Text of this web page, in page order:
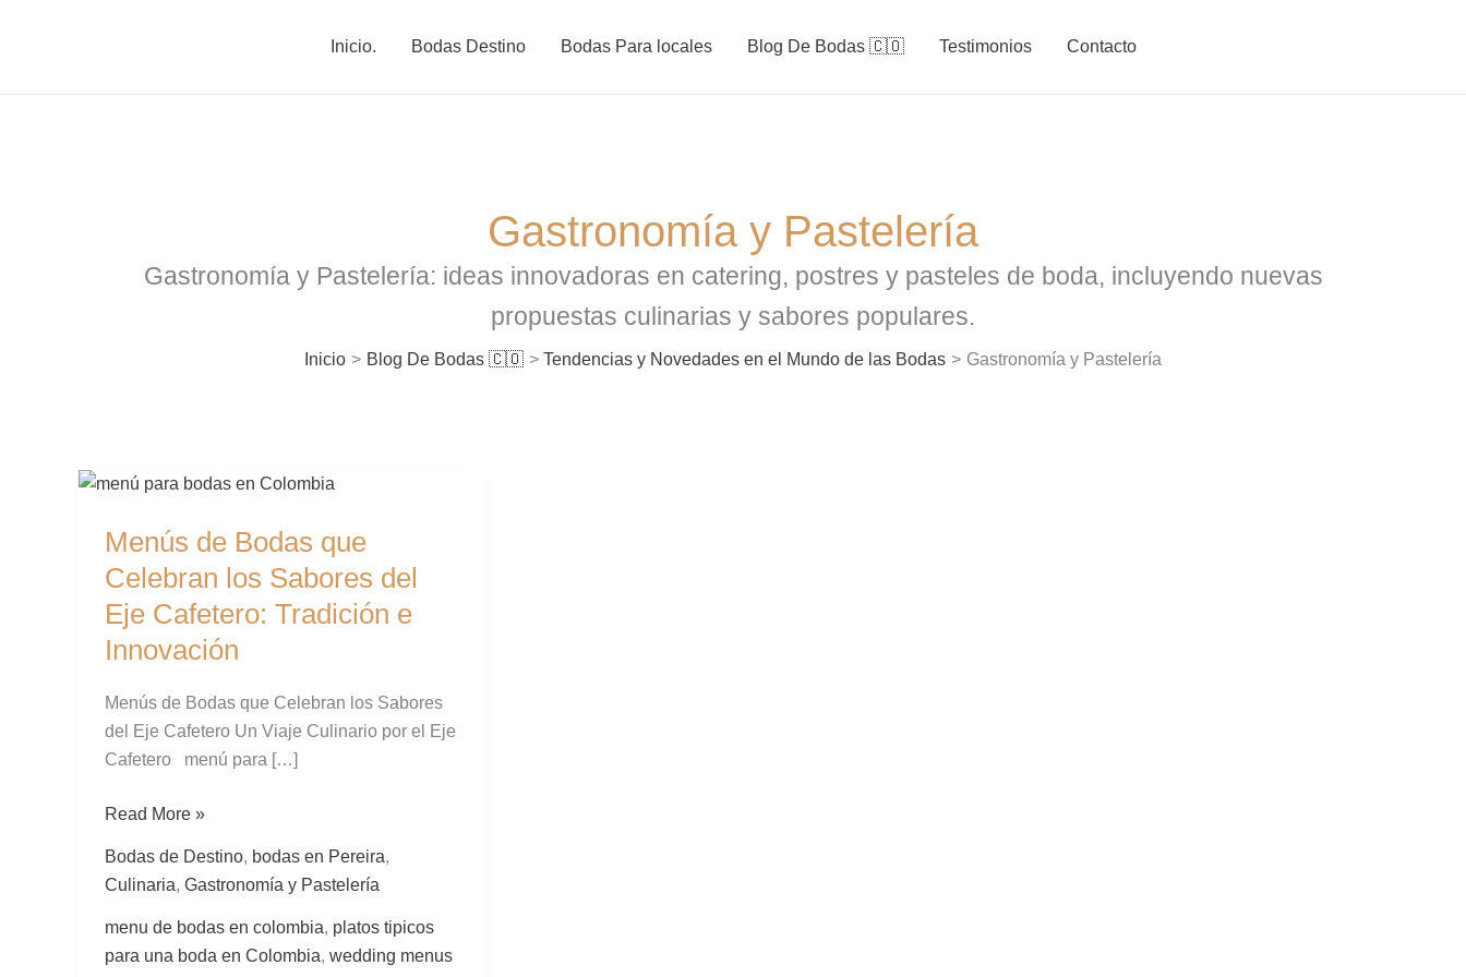
Inicio. Bodas Destino Bodas Para locales Blog De Bodas 🇨🇴 Testimonios Contacto
Gastronomía y Pastelería
Gastronomía y Pastelería: ideas innovadoras en catering, postres y pasteles de boda, incluyendo nuevas
propuestas culinarias y sabores populares.
Inicio Blog De Bodas 🇨🇴 Tendencias y Novedades en el Mundo de las Bodas Gastronomía y Pastelería
Menús de Bodas que
Celebran los Sabores del
Eje Cafetero: Tradición e
Innovación
Menús de Bodas que Celebran los Sabores
del Eje Cafetero Un Viaje Culinario por el Eje
Cafetero menú para […]
Menús
Bodas
que
los
Sabores
Eje
Cafetero:
Tradición
Innovación
Read More »
Bodas de Destino, bodas en Pereira,
Culinaria, Gastronomía y Pastelería
menu de bodas en colombia, platos tipicos
para una boda en Colombia, wedding menus